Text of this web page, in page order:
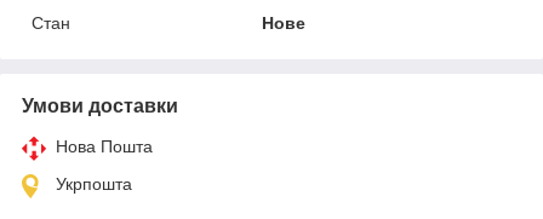
Стан
Нове
Умови доставки
Нова Пошта
Укрпошта